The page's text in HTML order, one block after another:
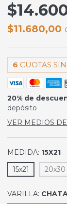
$11.680,00
6 CUOTAS
20% de
depósito
VER MEDIOS
MEDIDA: 15X21
15x21
20x30
VARILLA: